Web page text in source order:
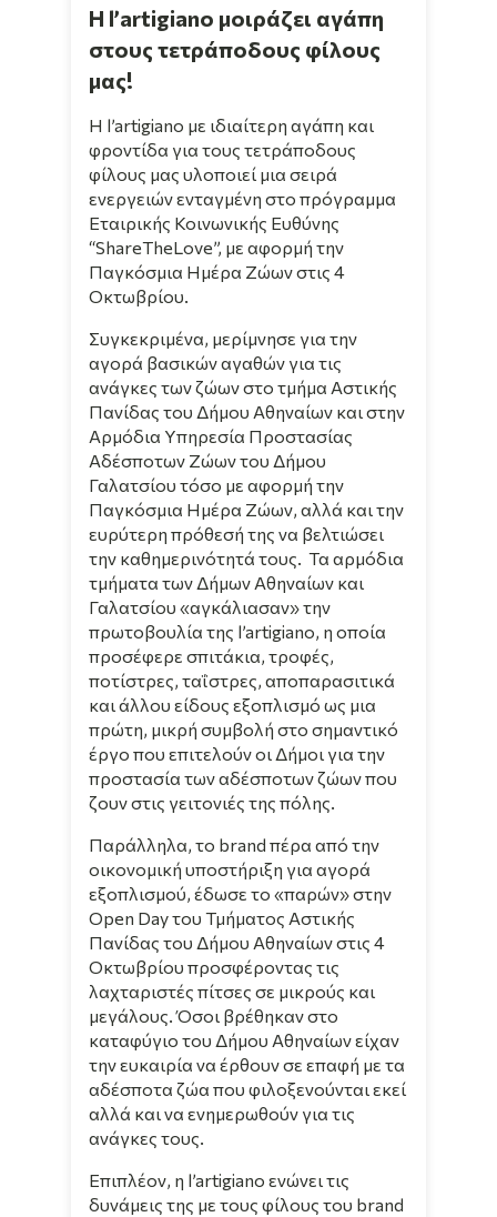
Η l’artigiano μοιράζει αγάπη
στους τετράποδους φίλους
μας!
Η l’artigiano με ιδιαίτερη αγάπη και
φροντίδα για τους τετράποδους
φίλους μας υλοποιεί μια σειρά
ενεργειών ενταγμένη στο πρόγραμμα
Εταιρικής Κοινωνικής Ευθύνης
“ShareTheLove”, με αφορμή την
Παγκόσμια Ημέρα Ζώων στις 4
Οκτωβρίου.
Συγκεκριμένα, μερίμνησε για την
αγορά βασικών αγαθών για τις
ανάγκες των ζώων στο τμήμα Αστικής
Πανίδας του Δήμου Αθηναίων και στην
Αρμόδια Υπηρεσία Προστασίας
Αδέσποτων Ζώων του Δήμου
Γαλατσίου τόσο με αφορμή την
Παγκόσμια Ημέρα Ζώων, αλλά και την
ευρύτερη πρόθεσή της να βελτιώσει
την καθημερινότητά τους. Τα αρμόδια
τμήματα των Δήμων Αθηναίων και
Γαλατσίου «αγκάλιασαν» την
πρωτοβουλία της l’artigiano, η οποία
προσέφερε σπιτάκια, τροφές,
ποτίστρες, ταΐστρες, αποπαρασιτικά
και άλλου είδους εξοπλισμό ως μια
πρώτη, μικρή συμβολή στο σημαντικό
έργο που επιτελούν οι Δήμοι για την
προστασία των αδέσποτων ζώων που
ζουν στις γειτονιές της πόλης.
Παράλληλα, το brand πέρα από την
οικονομική υποστήριξη για αγορά
εξοπλισμού, έδωσε το «παρών» στην
Open Day του Τμήματος Αστικής
Πανίδας του Δήμου Αθηναίων στις 4
Οκτωβρίου προσφέροντας τις
λαχταριστές πίτσες σε μικρούς και
μεγάλους. Όσοι βρέθηκαν στο
καταφύγιο του Δήμου Αθηναίων είχαν
την ευκαιρία να έρθουν σε επαφή με τα
αδέσποτα ζώα που φιλοξενούνται εκεί
αλλά και να ενημερωθούν για τις
ανάγκες τους.
Επιπλέον, η l’artigiano ενώνει τις
δυνάμεις της με τους φίλους του brand